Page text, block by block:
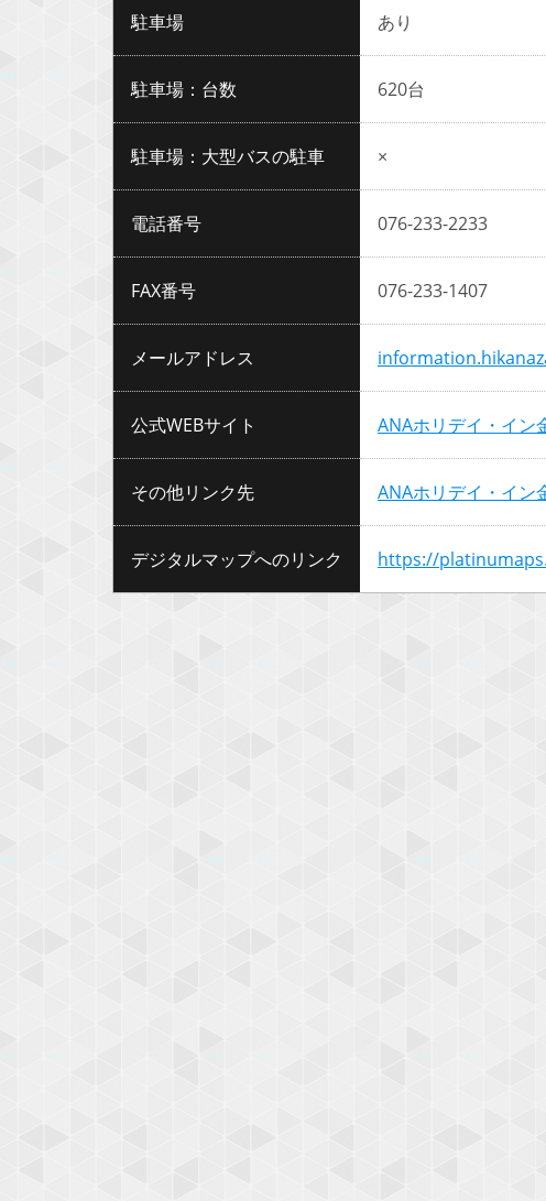
駐車場 あり
駐車場：台数 620台
駐車場：大型バスの駐車 ×
電話番号 076-233-2233
FAX番号 076-233-1407
メールアドレス
公式WEBサイト ANAホリデイ・イン
その他リンク先 ANAホリデイ・イン
デジタルマップへのリンク https://